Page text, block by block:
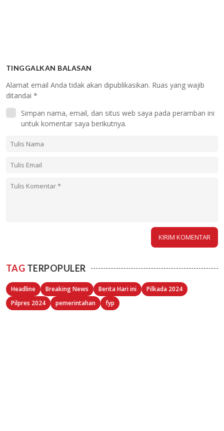
TINGGALKAN BALASAN
Alamat email Anda tidak akan dipublikasikan. Ruas yang wajib
ditandai *
Simpan nama, email, dan situs web saya pada peramban ini
untuk komentar saya berikutnya.
TAG TERPOPULER
Headline Breaking News Berita Hari ini
Pilkada 2024
Pilpres 2024
pemerintahan fyp